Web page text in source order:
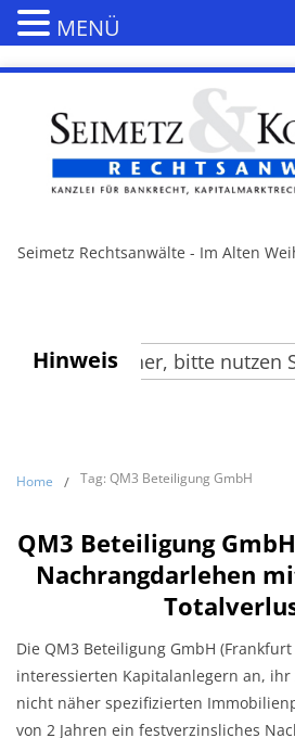
Seimetz Rechtsanwälte - Im Alten
Hinweis
Besucher, bitte nutzen
Home / Tag: QM3 Beteiligung GmbH
QM3 Beteiligung
Nachrangdarlehen
Die QM3 Beteiligung GmbH
interessierten Kapitalanlegern an, ihr
nicht näher spezifizierten
von 2 Jahren ein festverzinsliches
MENÜ